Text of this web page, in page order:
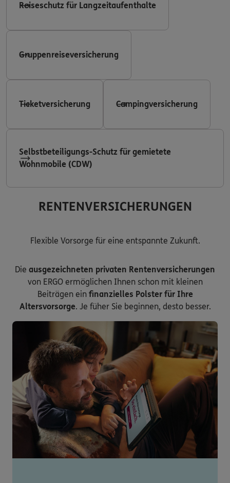
Reiseschutz für Langzeitaufenthalte
Gruppenreiseversicherung
Ticketversicherung Campingversicherung
Selbstbeteiligungs-Schutz für gemietete
Wohnmobile (CDW)
RENTENVERSICHERUNGEN
Flexible Vorsorge für eine entspannte Zukunft.
Die ausgezeichneten privaten Rentenversicherungen
von ERGO ermöglichen Ihnen schon mit kleinen
Beiträgen ein finanzielles Polster für Ihre
Altersvorsorge. Je füher Sie beginnen, desto besser.